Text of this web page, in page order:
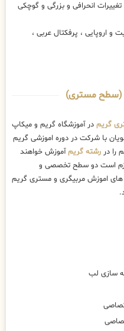
انحرافی و بزرگی و گوچکی
و اروپایی ، پرفکتال عربی ،
(سطح مستری)
گریم در آموزشگاه گریم و میکاپ
با شرکت در دوره اموزشی گریم
را در رشته گریمآموزش خواهند
است دو سطح تخصصی و
های اموزش مربیگری و مستری گریم
سازی لب